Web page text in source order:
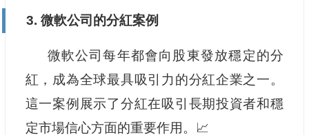
3. 微軟公司的分紅案例
微軟公司每年都會向股東發放穩定的分
紅，成為全球最具吸引力的分紅企業之一。
這一案例展示了分紅在吸引長期投資者和穩
定市場信心方面的重要作用。📈